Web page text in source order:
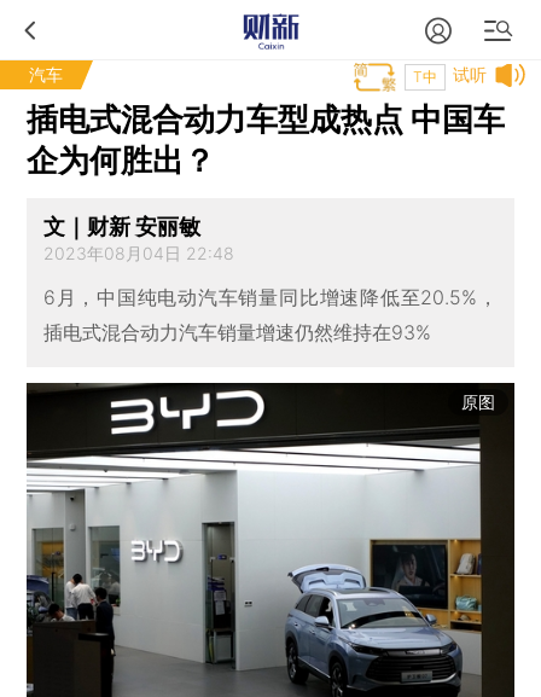
汽车 试听
T中
插电式混合动力车型成热点 中国车
企为何胜出？
文｜财新 安丽敏
2023年08月04日 22:48
6月，中国纯电动汽车销量同比增速降低至20.5%，
插电式混合动力汽车销量增速仍然维持在93%
原图